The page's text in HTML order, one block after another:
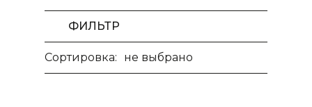
ФИЛЬТР
Сортировка: не выбрано